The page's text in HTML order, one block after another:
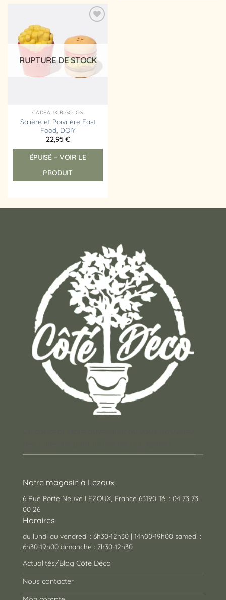
à la
liste
d’envies
RUPTURE DE STOCK
CADEAUX RIGOLOS
Salière et Poivrière Fast
Food, DOIY
22,95€
ÉPUISÉ – VOIR LE
PRODUIT
Notre magasin à Lezoux
6 Rue Porte Neuve LEZOUX, France 63190 Tél : 04 73 73
00 26
Horaires
du lundi au vendredi : 6h30-12h30 | 14h00-19h00 samedi :
6h30-19h00 dimanche : 7h30-12h30
Actualités/Blog Côté Déco
Nous contacter